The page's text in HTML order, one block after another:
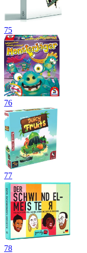
75
76
77
78